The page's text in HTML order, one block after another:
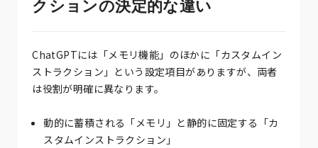
クションの決定的な違い
ChatGPTには「メモリ機能」のほかに「カスタムイン
ストラクション」という設定項目がありますが、両者
は役割が明確に異なります。
動的に蓄積される「メモリ」と静的に固定する「カ
スタムインストラクション」